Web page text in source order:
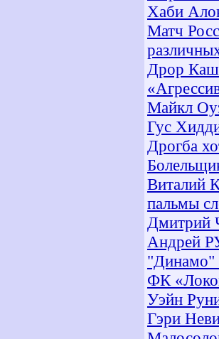
Хаби
Матч
Дрор
Майкл
Гус
Дрогба
Виталий
пальмы
Дмитрий
Андрей
"Динамо"
ФК
Уэйн
Гэри